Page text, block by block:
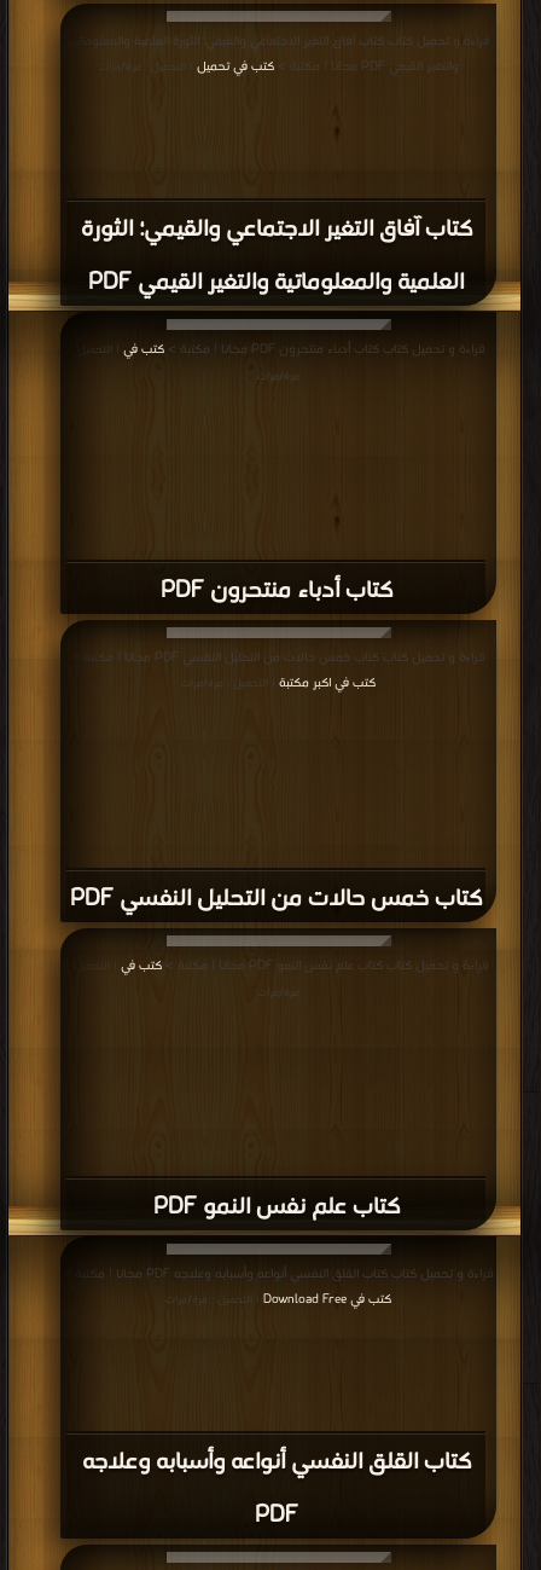
كتاب آفاق التغير الاجتماعي والقيمي؛ الثورة
العلمية والمعلوماتية والتغير القيمي PDF
قراءة و تحميل كتاب كتاب آفاق التغير الاجتماعي والقيمي؛ الثورة العلمية والمعلوماتية
والتغير القيمي PDF مجانا | مكتبة >
كتب في تحميل | التحميل : مرة/مرات
كتاب أدباء منتحرون PDF
قراءة و تحميل كتاب كتاب أدباء منتحرون PDF مجانا | مكتبة > كتب في
| التحميل :
مرة/مرات
كتاب خمس حالات من التحليل النفسي PDF
قراءة و تحميل كتاب كتاب خمس حالات من التحليل النفسي PDF مجانا | مكتبة >
كتب في اكبر مكتبة
| التحميل : مرة/مرات
كتاب علم نفس النمو PDF
قراءة و تحميل كتاب كتاب علم نفس النمو PDF مجانا | مكتبة > كتب في
| التحميل :
مرة/مرات
كتاب القلق النفسي أنواعه وأسبابه وعلاجه
PDF
قراءة و تحميل كتاب كتاب القلق النفسي أنواعه وأسبابه وعلاجه PDF مجانا | مكتبة >
كتب في Download Free
| التحميل : مرة/مرات